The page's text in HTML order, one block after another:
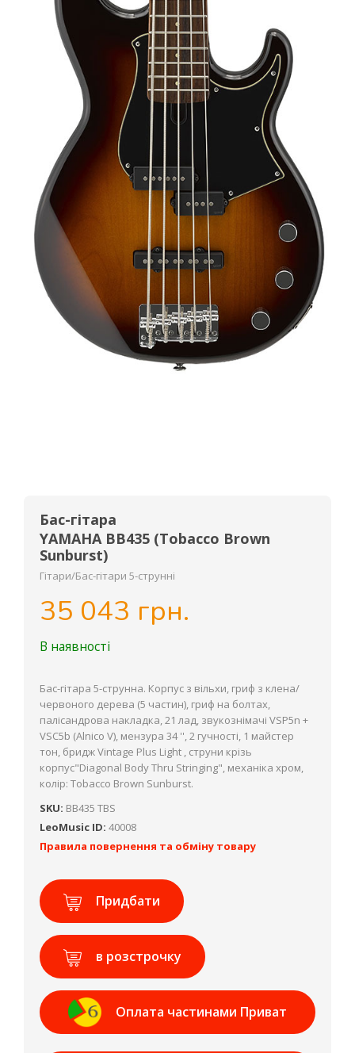
Бас-гітара
YAMAHA BB435 (Tobacco Brown
Sunburst)
Гітари/Бас-гітари 5-струнні
35 043 грн.
В наявності
Бас-гітара 5-струнна. Корпус з вільхи, гриф з клена/
червоного дерева (5 частин), гриф на болтах,
палісандрова накладка, 21 лад, звукознімачі VSP5n +
VSC5b (Alnico V), мензура 34 '', 2 гучності, 1 майстер
тон, бридж Vintage Plus Light , cтруни крізь
корпус"Diagonal Body Thru Stringing", механіка хром,
колір: Tobacco Brown Sunburst.
SKU: BB435 TBS
LeoMusic ID: 40008
Правила повернення та обміну товару
Придбати
в розстрочку
Оплата частинами Приват